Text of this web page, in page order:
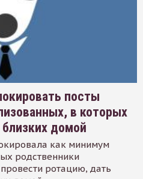
посты
в которых
домой
как минимум
родственники
ротацию, дать